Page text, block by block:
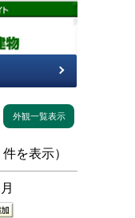
（ 61 〜 62 件を表示）